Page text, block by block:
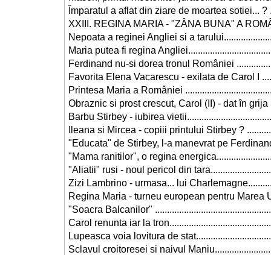
Împaratul a aflat din ziare de moartea sotiei... ?
XXIII. REGINA MARIA - "ZÂNA BUNA" A
Nepoata a reginei Angliei si a
Maria putea fi regina
Ferdinand nu-si dorea tronul României
Favorita Elena Vacarescu - exilata de Carol I
Printesa Maria a României
Obraznic si prost crescut, Carol (II) - dat în
Barbu Stirbey - iubirea
Ileana si Mircea - copiii printului Stirbey ?
"Educata" de Stirbey, l-a manevrat pe
"Mama ranitilor", o regina
"Aliatii" rusi - noul pericol din
Zizi Lambrino - urmasa... lui
Regina Maria - turneu european pentru Marea
"Soacra Balcanilor"
Carol renunta iar la
Lupeasca voia lovitura de
Sclavul croitoresei si naivul